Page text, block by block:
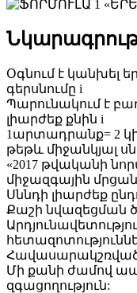
Օգնում է կանխել
գերսնումը i
Պարունակում է
լիարժեք քնին i
1արտադրանք= 2
թեթև միջանկյալ
«2017 թվականի
միջազգային
Սննդի լիարժեք
Քաշի նվազեցման
Հավասարակշռված
Մի քանի ժամով
զգացողություն: